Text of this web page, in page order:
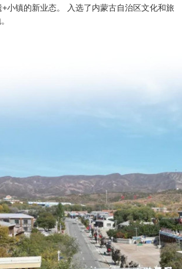
小镇的新业态。 入选了内蒙古自治区文化和旅